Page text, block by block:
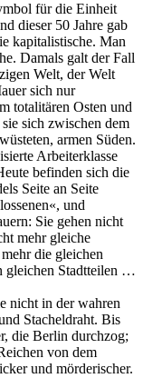
für die Einheit
dieser 50 Jahre gab
kapitalistische. Man
Damals galt der Fall
Welt, der Welt
sich nur
totalitären Osten und
sich zwischen dem
armen Süden.
Arbeiterklasse
befinden sich die
Seite an Seite
und
Sie gehen nicht
mehr gleiche
die gleichen
gleichen Stadtteilen …
nicht in der wahren
Stacheldraht. Bis
die Berlin durchzog;
von dem
und mörderischer.